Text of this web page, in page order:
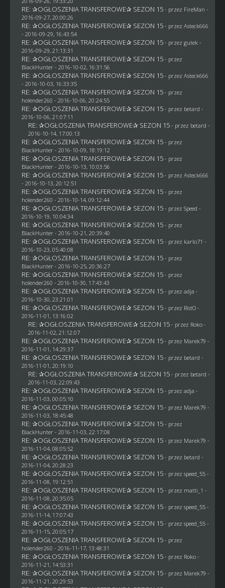
RE: ✰OGŁOSZENIA TRANSFEROWE✰ SEZON 15 - przez FireMan -
2016-09-27, 20:00:26
RE: ✰OGŁOSZENIA TRANSFEROWE✰ SEZON 15 - przez Asteck666
- 2016-09-29, 16:43:54
RE: ✰OGŁOSZENIA TRANSFEROWE✰ SEZON 15 - przez gutek -
2016-09-29, 21:13:31
RE: ✰OGŁOSZENIA TRANSFEROWE✰ SEZON 15 - przez
BlackHunter- 2016-10-02, 16:31:56
RE: ✰OGŁOSZENIA TRANSFEROWE✰ SEZON 15 - przez Asteck666
- 2016-10-03, 16:33:35
RE: ✰OGŁOSZENIA TRANSFEROWE✰ SEZON 15 - przez
holender260 - 2016-10-06, 20:24:55
RE: ✰OGŁOSZENIA TRANSFEROWE✰ SEZON 15 - przez betard -
2016-10-06, 21:07:11
RE: ✰OGŁOSZENIA TRANSFEROWE✰ SEZON 15 - przez betard -
2016-10-14, 17:00:13
RE: ✰OGŁOSZENIA TRANSFEROWE✰ SEZON 15 - przez
BlackHunter- 2016-10-09, 18:19:12
RE: ✰OGŁOSZENIA TRANSFEROWE✰ SEZON 15 - przez
BlackHunter- 2016-10-13, 10:03:56
RE: ✰OGŁOSZENIA TRANSFEROWE✰ SEZON 15 - przez Asteck666
- 2016-10-13, 20:12:51
RE: ✰OGŁOSZENIA TRANSFEROWE✰ SEZON 15 - przez
holender260 - 2016-10-14, 09:12:44
RE: ✰OGŁOSZENIA TRANSFEROWE✰ SEZON 15 - przez Speed -
2016-10-19, 10:04:34
RE: ✰OGŁOSZENIA TRANSFEROWE✰ SEZON 15 - przez
BlackHunter- 2016-10-21, 20:39:40
RE: ✰OGŁOSZENIA TRANSFEROWE✰ SEZON 15 - przez karlo71 -
2016-10-23, 05:40:08
RE: ✰OGŁOSZENIA TRANSFEROWE✰ SEZON 15 - przez
BlackHunter- 2016-10-25, 20:36:27
RE: ✰OGŁOSZENIA TRANSFEROWE✰ SEZON 15 - przez
holender260 - 2016-10-30, 17:43:43
RE: ✰OGŁOSZENIA TRANSFEROWE✰ SEZON 15 - przez adja -
2016-10-30, 23:21:01
RE: ✰OGŁOSZENIA TRANSFEROWE✰ SEZON 15 - przez RistO-
2016-11-01, 13:16:02
RE: ✰OGŁOSZENIA TRANSFEROWE✰ SEZON 15 - przez Roko-
2016-11-02, 21:12:07
RE: ✰OGŁOSZENIA TRANSFEROWE✰ SEZON 15 - przez Marek79 -
2016-11-01, 14:29:37
RE: ✰OGŁOSZENIA TRANSFEROWE✰ SEZON 15 - przez betard -
2016-11-01, 20:19:10
RE: ✰OGŁOSZENIA TRANSFEROWE✰ SEZON 15 - przez betard -
2016-11-03, 22:09:43
RE: ✰OGŁOSZENIA TRANSFEROWE✰ SEZON 15 - przez adja -
2016-11-03, 00:05:10
RE: ✰OGŁOSZENIA TRANSFEROWE✰ SEZON 15 - przez Marek79 -
2016-11-03, 18:45:48
RE: ✰OGŁOSZENIA TRANSFEROWE✰ SEZON 15 - przez
BlackHunter- 2016-11-03, 22:17:08
RE: ✰OGŁOSZENIA TRANSFEROWE✰ SEZON 15 - przez Marek79 -
2016-11-04, 08:05:52
RE: ✰OGŁOSZENIA TRANSFEROWE✰ SEZON 15 - przez betard -
2016-11-04, 20:28:23
RE: ✰OGŁOSZENIA TRANSFEROWE✰ SEZON 15 - przez speed_55 -
2016-11-08, 19:12:51
RE: ✰OGŁOSZENIA TRANSFEROWE✰ SEZON 15 - przez matti_1 -
2016-11-08, 20:35:05
RE: ✰OGŁOSZENIA TRANSFEROWE✰ SEZON 15 - przez speed_55 -
2016-11-14, 17:07:43
RE: ✰OGŁOSZENIA TRANSFEROWE✰ SEZON 15 - przez speed_55 -
2016-11-15, 20:05:17
RE: ✰OGŁOSZENIA TRANSFEROWE✰ SEZON 15 - przez
holender260 - 2016-11-17, 13:48:31
RE: ✰OGŁOSZENIA TRANSFEROWE✰ SEZON 15 - przez Roko-
2016-11-21, 14:53:31
RE: ✰OGŁOSZENIA TRANSFEROWE✰ SEZON 15 - przez Marek79 -
2016-11-21, 20:29:53